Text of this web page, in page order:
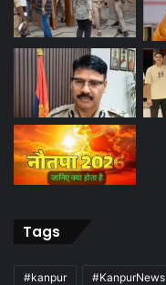
Tags
#kanpur #KanpurNews